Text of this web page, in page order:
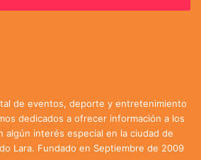
de eventos, deporte y entretenimiento
dedicados a ofrecer información a los
algún interés especial en la ciudad de
Lara. Fundado en Septiembre de 2009